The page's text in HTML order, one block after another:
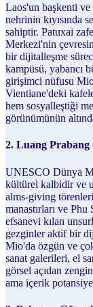
Laos'un başkenti
nehrinin kıyısında
sahiptir. Patuxai
Merkezi'nin
bir dijitalleşme
kampüsü, yabancı
girişimci nüfusu
Vientiane'deki
hem sosyalleştiği
görünümünün
2. Luang
UNESCO Dünya
kültürel kalbidir ve
alms-giving
manastırları ve
efsanevi kılan
gezginler aktif bir
Mio'da özgün ve
sanat galerileri, el
görsel açıdan
ama içerik